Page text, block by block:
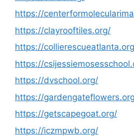
https://
https://clayrooftiles.org/
https://
https://
https://dvschool.org/
https://
https://getscapegoat.org/
https://iczmpwb.org/